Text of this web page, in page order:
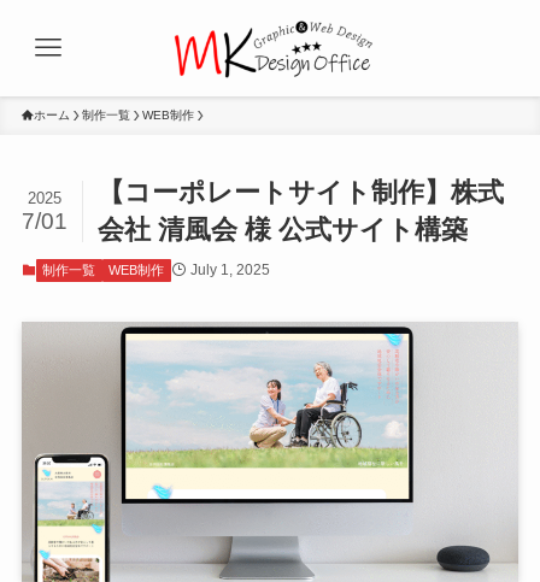
ホーム 制作一覧 WEB制作
【コーポレートサイト制作】株式
会社 清風会 様 公式サイト構築
2025
7/01
制作一覧 WEB制作 July 1, 2025